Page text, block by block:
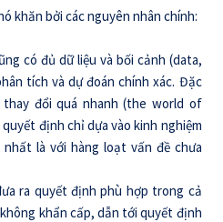
khăn bởi các nguyên nhân chính:
có đủ dữ liệu và bối cảnh (data,
tích và dự đoán chính xác. Đặc
đổi quá nhanh (the world of
định chỉ dựa vào kinh nghiệm
là với hàng loạt vấn đề chưa
ra quyết định phù hợp trong cả
khẩn cấp, dẫn tới quyết định